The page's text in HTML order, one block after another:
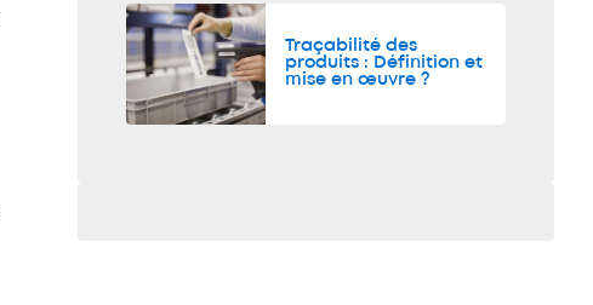
Traçabilité des
produits : Définition et
mise en œuvre ?